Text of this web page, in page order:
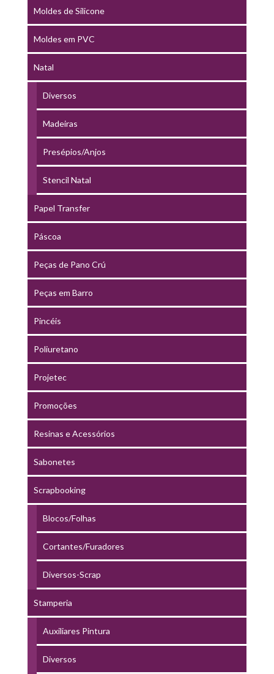
Moldes de Silicone
Moldes em PVC
Natal
Diversos
Madeiras
Presépios/Anjos
Stencil Natal
Papel Transfer
Páscoa
Peças de Pano Crú
Peças em Barro
Pincéis
Poliuretano
Projetec
Promoções
Resinas e Acessórios
Sabonetes
Scrapbooking
Blocos/Folhas
Cortantes/Furadores
Diversos-Scrap
Stamperia
Auxiliares Pintura
Diversos